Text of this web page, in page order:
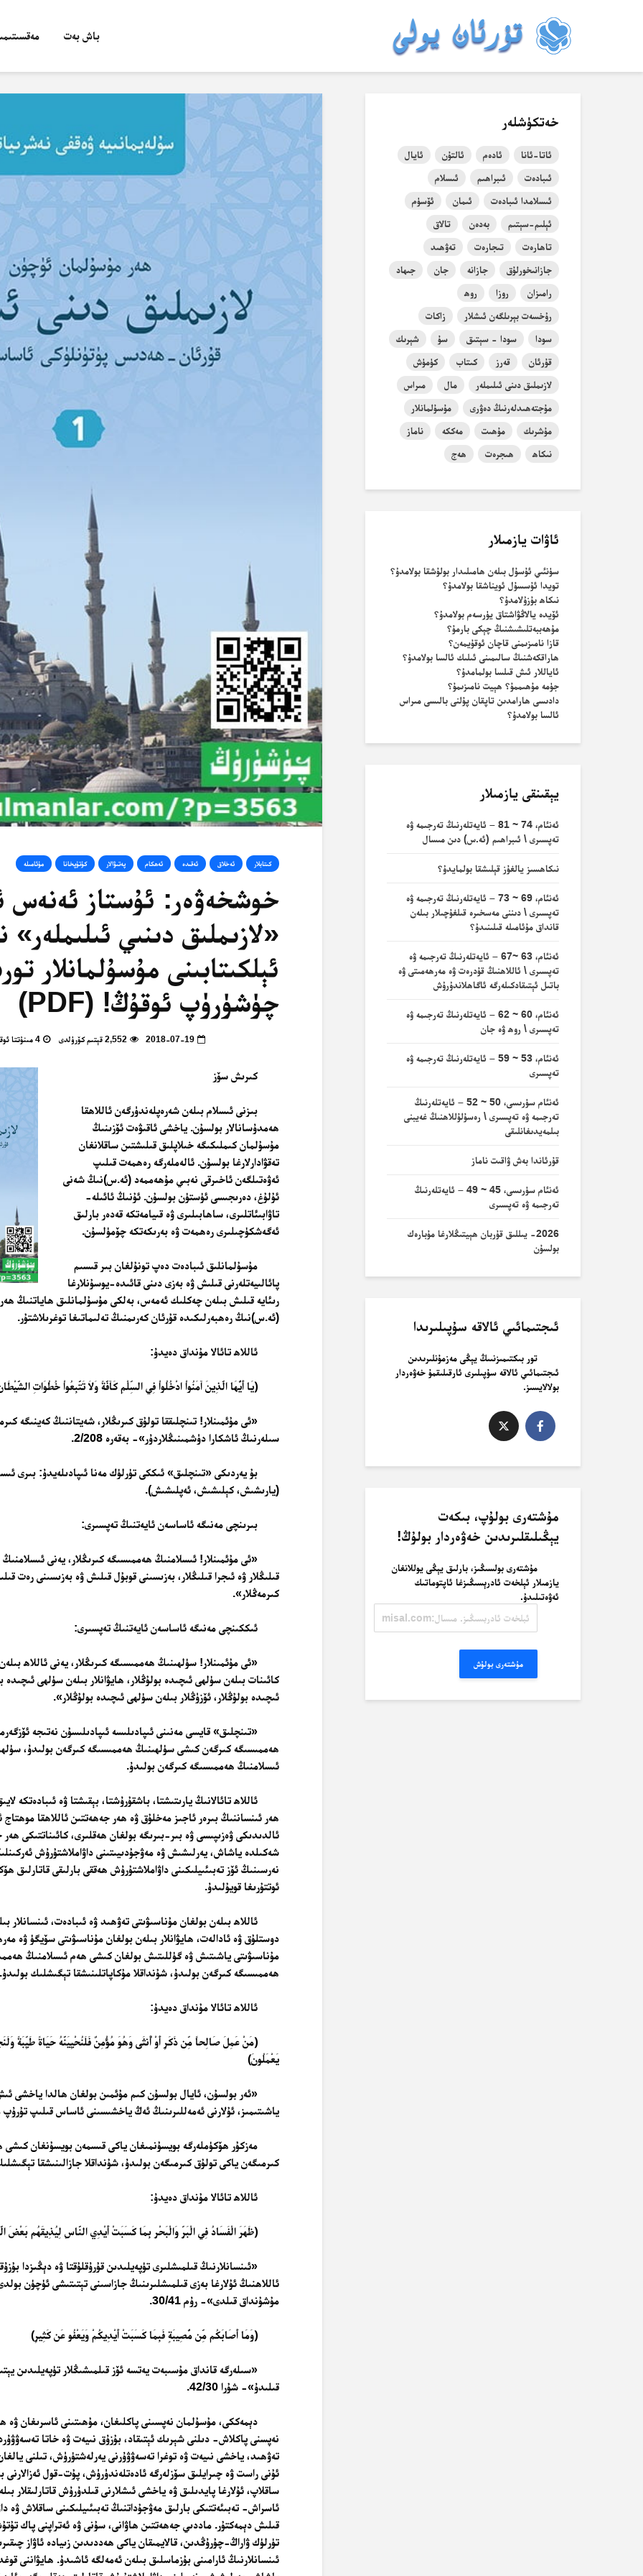
باش بەت
كىتابلار ئەخلاق ئەقىدە ئەھكام پەتىۋالار كۇتۇپخانا مۇئامىلە
خوشخەۋەر: ئۇستاز ئەنەس
«لازىملىق دىنىي ئىلىملەر»
ئېلكىتابىنى مۇسۇلمانلار
چۈشۈرۈپ ئوقۇڭ! (PDF)
2018-07-19 2,552 قېتىم كۆرۈلدى 4 مىنۇتتا ئوقۇپ بولالايسىز
كىرىش سۆز
بىزنى ئىسلام بىلەن شەرەپلەندۈرگەن ئاللاھقا
ھەمدۇسانالار بولسۇن. ياخشى ئاقىۋەت ئۆزىنىڭ
مۇسۇلمان كىملىكىگە خىلاپلىق قىلىشتىن ساقلانغان
تەقۋادارلارغا بولسۇن. ئالەملەرگە رەھمەت قىلىپ
ئەۋەتىلگەن ئاخىرقى نەبىي مۇھەممەد (ئە.س)نىڭ شەنى
ئۇلۇغ، دەرىجىسى ئۈستۈن بولسۇن. ئۇنىڭ ئائىلە-
تاۋابىئاتلىرى، ساھابىلىرى ۋە قىيامەتكە قەدەر بارلىق
ئەگەشكۈچىلىرى رەھمەت ۋە بەرىكەتكە چۆمۈلسۇن.
مۇسۇلمانلىق ئىبادەت دەپ تونۇلغان بىر قىسىم
پائالىيەتلەرنى قىلىش ۋە بەزى دىنى قائىدە-يوسۇنلارغا
رىئايە قىلىش بىلەن چەكلىك ئەمەس، بەلكى مۇسۇلمانلىق ھاياتنىڭ
(ئە.س)نىڭ رەھبەرلىكىدە قۇرئان كەرىمنىڭ تەلىماتىغا توغرىلاشتۇر.
ئاللاھ تائالا مۇنداق دەيدۇ:
﴿يَا أَيُّهَا الَّذِينَ آمَنُواْ ادْخُلُواْ فِي السِّلْمِ كَآفَّةً وَلاَ تَتَّبِعُواْ خُطُوَاتِ
«ئى مۇئمىنلار! تىنچلىققا تولۇق كىرىڭلار، شەيتاننىڭ كەينىگە
سىلەرنىڭ ئاشكارا دۈشمىنىڭلاردۇر»- بەقەرە 2/208.
بۇ يەردىكى «تىنچلىق» ئىككى تۈرلۈك مەنا ئىپادىلەيدۇ: بىرى
(يارىشىش، كېلىشىش، ئەپلىشىش).
بىرىنچى مەنىگە ئاساسەن ئايەتنىڭ تەپسىرى:
«ئى مۇئمىنلار! ئىسلامنىڭ ھەممىسىگە كىرىڭلار، يەنى
قىلىڭلار ۋە ئىجرا قىلىڭلار، بەزىسىنى قوبۇل قىلىش ۋە بەزىسىنى رەت
كىرمەڭلار».
ئىككىنچى مەنىگە ئاساسەن ئايەتنىڭ تەپسىرى:
«ئى مۇئمىنلار! سۈلھىنىڭ ھەممىسىگە كىرىڭلار، يەنى ئاللاھ
كائىنات بىلەن سۈلھى ئىچىدە بولۇڭلار، ھايۋانلار بىلەن سۈلھى ئىچىدە
ئىچىدە بولۇڭلار، ئۆزۈڭلار بىلەن سۈلھى ئىچىدە بولۇڭلار».
«تىنچلىق» قايسى مەنىنى ئىپادىلىسە ئىپادىلىسۇن نەتىجە
ھەممىسىگە كىرگەن كىشى سۈلھىنىڭ ھەممىسىگە كىرگەن بولىدۇ،
ئىسلامنىڭ ھەممىسىگە كىرگەن بولىدۇ.
ئاللاھ تائالانىڭ يارىتىشتا، باشقۇرۇشتا، بېقىشتا ۋە ئىبادەتكە
ھەر ئىنساننىڭ بىرەر ئاجىز مەخلۇق ۋە ھەر جەھەتتىن ئاللاھقا موھتاج
ئالدىدىكى ۋەزىپىسى ۋە بىر-بىرىگە بولغان ھەقلىرى، كائىناتتىكى
شەكىلدە ياشاش، يەرلىشىش ۋە مەۋجۇدىيىتىنى داۋاملاشتۇرۇش
نەرسىنىڭ ئۆز تەبىئىيلىكىنى داۋاملاشتۇرۇش ھەققى بارلىقى قاتارلىق
ئوتتۇرىغا قويۇلىدۇ.
ئاللاھ بىلەن بولغان مۇناسىۋىتى تەۋھىد ۋە ئىبادەت، ئىنسانلار
دوستلۇق ۋە ئادالەت، ھايۋانلار بىلەن بولغان مۇناسىۋىتى سۆيگۈ ۋە
مۇناسىۋىتى ياشىتىش ۋە گۈللىتىش بولغان كىشى ھەم ئىسلامنىڭ
ھەممىسىگە كىرگەن بولىدۇ، شۇنداقلا مۇكاپاتلىنىشقا تېگىشلىك بولىدۇ.
ئاللاھ تائالا مۇنداق دەيدۇ:
﴿مَنْ عَمِلَ صَالِحاً مِّن ذَكَرٍ أَوْ أُنثَى وَهُوَ مُؤْمِنٌ فَلَنُحْيِيَنَّهُ حَيَاةً طَيِّبَةً
يَعْمَلُونَ﴾
«ئەر بولسۇن، ئايال بولسۇن كىم مۇئمىن بولغان ھالدا ياخشى
ياشىتىمىز، ئۇلارنى ئەمەللىرىنىڭ ئەڭ ياخشىسىنى ئاساس قىلىپ تۇرۇپ
مەزكۇر ھۆكۈملەرگە بويسۇنمىغان ياكى قىسمەن بويسۇنغان
كىرمىگەن ياكى تولۇق كىرمىگەن بولىدۇ، شۇنداقلا جازالىنىشقا
ئاللاھ تائالا مۇنداق دەيدۇ:
﴿ظَهَرَ الْفَسَادُ فِي الْبَرِّ وَالْبَحْرِ بِمَا كَسَبَتْ أَيْدِي النَّاسِ لِيُذِيقَهُم بَعْضَ
«ئىنسانلارنىڭ قىلمىشلىرى تۈپەيلىدىن قۇرۇقلۇقتا ۋە دېڭىزدا
ئاللاھنىڭ ئۇلارغا بەزى قىلمىشلىرىنىڭ جازاسىنى تېتىتىشى ئۈچۈن
مۇشۇنداق قىلدى»- رۇم 30/41.
﴿وَمَا أَصَابَكُم مِّن مُّصِيبَةٍ فَبِمَا كَسَبَتْ أَيْدِيكُمْ وَيَعْفُو عَن كَثِيرٍ﴾
«سىلەرگە قانداق مۇسىبەت يەتسە ئۆز قىلمىشىڭلار تۈپەيلىدىن
قىلىدۇ»- شۇرا 42/30.
دېمەككى، مۇسۇلمان نەپسىنى پاكلىغان، مۇھىتىنى ئاسرىغان ۋە
نەپسنى پاكلاش- دىلنى شېرىك ئېتىقاد، بۇزۇق نىيەت ۋە خاتا
تەۋھىد، ياخشى نىيەت ۋە توغرا تەسەۋۋۇرنى يەرلەشتۈرۈش، تىلنى
ئۇنى راست ۋە چىرايلىق سۆزلەرگە ئادەتلەندۈرۈش، پۇت-قول ئەزالارنى
ساقلاپ، ئۇلارغا پايدىلىق ۋە ياخشى ئىشلارنى قىلدۇرۇش قاتارلىقلار
ئاسراش- تەبىئەتتىكى بارلىق مەۋجۇداتنىڭ تەبىئىيلىكىنى ساقلاش ۋە
قىلىش دېمەكتۇر. ماددىي جەھەتتىن ھاۋانى، سۇنى ۋە ئەتراپنى پاك
تۈرلۈك ۋاراڭ-چۇرۇڭدىن، قالايمىقان ياكى ھەددىدىن زىيادە ئاۋاز
ئىنسانلارنىڭ ئارامىنى بۇزماسلىق بىلەن ئەمەلگە ئاشىدۇ. ھايۋاننى
خەتكۈشلەر
ئاتا-ئانا ئادەم ئالتۇن
ئايال
ئىبادەت
ئىبراھىم
ئىسلام
ئىسلامدا ئىبادەت
ئىمان
ئۆسۈم
ئېلىم-سېتىم
بەدەن
تالاق
تاھارەت
تىجارەت
تەۋھىد
جازانىخورلۇق
جازانە جان
جىھاد
رامىزان
روزا
روھ
رۇخسەت بېرىلگەن ئىشلار
زاكات
سودا
سودا - سېتىق سۇ
شېرىك
قۇرئان
قەرز كىتاب
كۈمۈش
لازىملىق دىنى ئىلىملەر
مال
مىراس
مۇجتەھىدلەرنىڭ دەۋرى
مۇسۇلمانلار
مۇشرىك
مۇھىت مەككە
ناماز
نىكاھ
ھىجرەت ھەج
ئاۋات يازمىلار
سۈنئىي ئۇسۇل بىلەن ھامىلىدار بولۇشقا بولامدۇ؟
تويدا ئۇسسۇل ئويناشقا بولامدۇ؟
نىكاھ بۇزۇلامدۇ؟
ئۆيدە يالاڭۋاشتاق يۈرسەم بولامدۇ؟
مۇھەببەتلىشىشنىڭ چېكى بارمۇ؟
قازا نامىزىمنى قاچان ئوقۇيمەن؟
ھاراقكەشنىڭ سالىمىنى ئىلىك ئالسا بولامدۇ؟
ئاياللار ئىش قىلسا بولمامدۇ؟
جۈمە مۇھىممۇ؟ ھېيت نامىزىمۇ؟
دادىسى ھارامدىن تاپقان پۇلنى بالىسى مىراس
ئالسا بولامدۇ؟
يېقىنقى يازمىلار
ئەنئام، 74 ~ 81 – ئايەتلەرنىڭ تەرجىمە ۋە
تەپسىرى \ ئىبراھىم (ئە.س) دىن مىسال
نىكاھسىز يالغۇز قېلىشقا بولمايدۇ؟
ئەنئام، 69 ~ 73 – ئايەتلەرنىڭ تەرجىمە ۋە
تەپسىرى \ دىننى مەسخىرە قىلغۇچىلار بىلەن
قانداق مۇئامىلە قىلىنىدۇ؟
ئەنئام، 63 ~67 – ئايەتلەرنىڭ تەرجىمە ۋە
تەپسىرى \ ئاللاھنىڭ قۇدرەت ۋە مەرھەمىتى ۋە
باتىل ئېتىقادكىلەرگە ئاگاھلاندۇرۇش
ئەنئام، 60 ~ 62 – ئايەتلەرنىڭ تەرجىمە ۋە
تەپسىرى \ روھ ۋە جان
ئەنئام، 53 ~ 59 – ئايەتلەرنىڭ تەرجىمە ۋە
تەپسىرى
ئەنئام سۈرىسى، 50 ~ 52 – ئايەتلەرنىڭ
تەرجىمە ۋە تەپسىرى \ رەسۇلۇللاھنىڭ غەيبنى
بىلمەيدىغانلىقى
قۇرئاندا بەش ۋاقىت ناماز
ئەنئام سۈرىسى، 45 ~ 49 – ئايەتلەرنىڭ
تەرجىمە ۋە تەپسىرى
2026- يىللىق قۇربان ھېيتىڭلارغا مۇبارەك
بولسۇن
ئىجتىمائىي ئالاقە سۇپىلىرىدا
تور بىكتىمىزنىىڭ يېڭى مەزمۇنلىرىدىن
ئىجتىمائىي ئالاقە سۇپىلىرى ئارقىلىقمۇ خەۋەردار
بولالايسىز.
مۇشتەرى بولۇپ، بىكەت
يېڭىلىقلىرىدىن خەۋەردار بولۇڭ!
مۇشتەرى بولسىڭىز، بارلىق يېڭى يوللانغان
يازمىلار ئېلخەت ئادرېسىڭىزغا ئاپتوماتىك
ئەۋەتىلىدۇ.
ئادرېسىڭىز.
مۇشتەرى بولۇش